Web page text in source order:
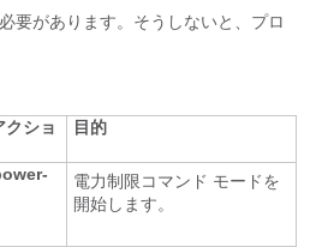
要があります。そうしないと、プロ
クショ
目的
電力制限コマンド モードを
開始します。